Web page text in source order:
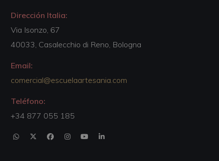
Dirección Italia:
Via Isonzo, 67
40033, Casalecchio di Reno, Bologna
Email:
comercial@escuelaartesania.com
Teléfono:
+34 877 055 185